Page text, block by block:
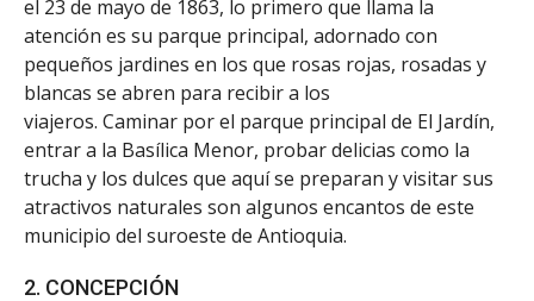
el 23 de mayo de 1863, lo primero que llama la
atención es su parque principal, adornado con
pequeños jardines en los que rosas rojas, rosadas y
blancas se abren para recibir a los
viajeros. Caminar por el parque principal de El Jardín,
entrar a la Basílica Menor, probar delicias como la
trucha y los dulces que aquí se preparan y visitar sus
atractivos naturales son algunos encantos de este
municipio del suroeste de Antioquia.
2. CONCEPCIÓN